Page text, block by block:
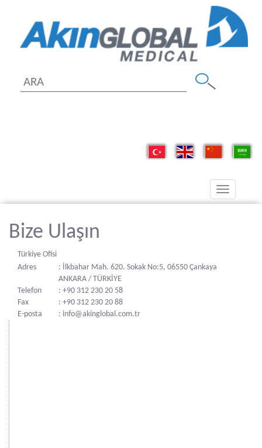
Toggle
navigation
Bize Ulaşın
Türkiye Ofisi
Adres
: İlkbahar Mah. 620. Sokak No:5, 06550 Çankaya
ANKARA / TÜRKİYE
Telefon
: +90 312 230 20 58
Fax
: +90 312 230 20 88
E-posta
: info@akinglobal.com.tr